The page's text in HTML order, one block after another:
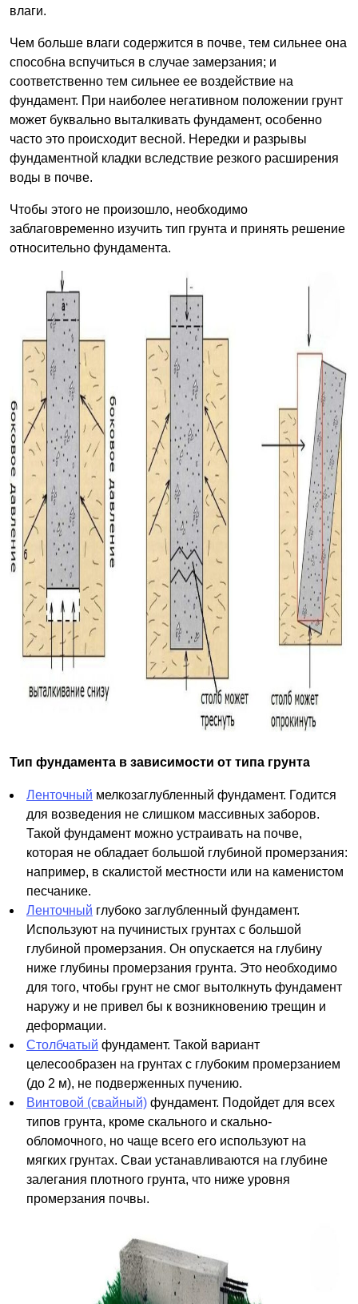
влаги.
Чем больше влаги содержится в почве, тем сильнее она
способна вспучиться в случае замерзания; и
соответственно тем сильнее ее воздействие на
фундамент. При наиболее негативном положении грунт
может буквально выталкивать фундамент, особенно
часто это происходит весной. Нередки и разрывы
фундаментной кладки вследствие резкого расширения
воды в почве.
Чтобы этого не произошло, необходимо
заблаговременно изучить тип грунта и принять решение
относительно фундамента.
Тип фундамента в зависимости от типа грунта
Ленточный мелкозаглубленный фундамент. Годится
для возведения не слишком массивных заборов.
Такой фундамент можно устраивать на почве,
которая не обладает большой глубиной промерзания:
например, в скалистой местности или на каменистом
песчанике.
Ленточный глубоко заглубленный фундамент.
Используют на пучинистых грунтах с большой
глубиной промерзания. Он опускается на глубину
ниже глубины промерзания грунта. Это необходимо
для того, чтобы грунт не смог вытолкнуть фундамент
наружу и не привел бы к возникновению трещин и
деформации.
Столбчатый фундамент. Такой вариант
целесообразен на грунтах с глубоким промерзанием
(до 2 м), не подверженных пучению.
Винтовой (свайный) фундамент. Подойдет для всех
типов грунта, кроме скального и скально-
обломочного, но чаще всего его используют на
мягких грунтах. Сваи устанавливаются на глубине
залегания плотного грунта, что ниже уровня
промерзания почвы.